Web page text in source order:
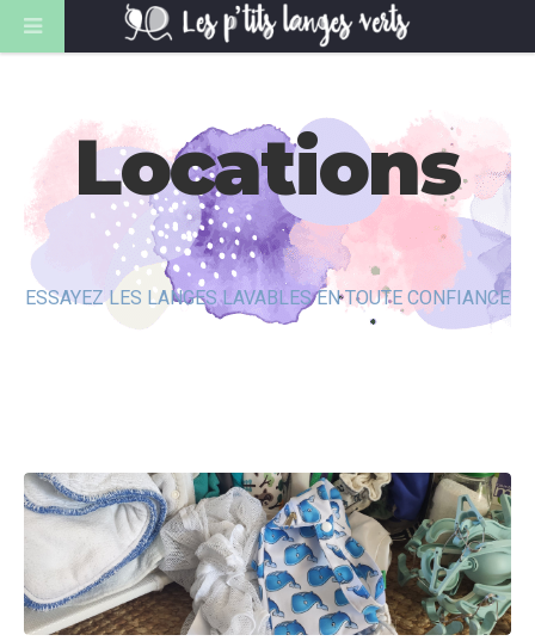
Locations
ESSAYEZ LES LANGES LAVABLES EN TOUTE CONFIANCE